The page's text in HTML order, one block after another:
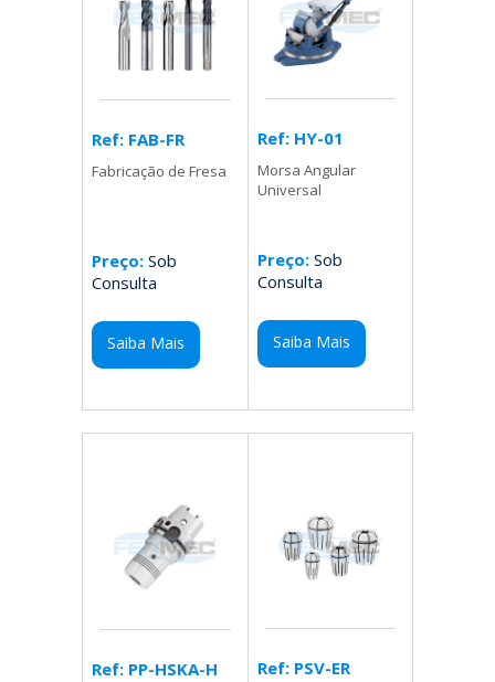
Ref: FAB-FR
Fabricação de Fresa
Preço: Sob
Consulta
Saiba Mais
Ref: HY-01
Morsa Angular
Universal
Preço:Sob
Consulta
Saiba Mais
Ref: PP-HSKA-H Ref: PSV-ER